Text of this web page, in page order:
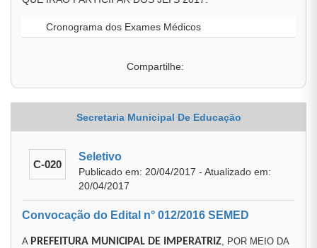
Cronograma dos Exames Médicos
Compartilhe:
Secretaria Municipal De Educação
C-020
Seletivo
Publicado em: 20/04/2017 - Atualizado em:
20/04/2017
Convocação do Edital n° 012/2016 SEMED
A PREFEITURA MUNICIPAL DE IMPERATRIZ, POR MEIO DA